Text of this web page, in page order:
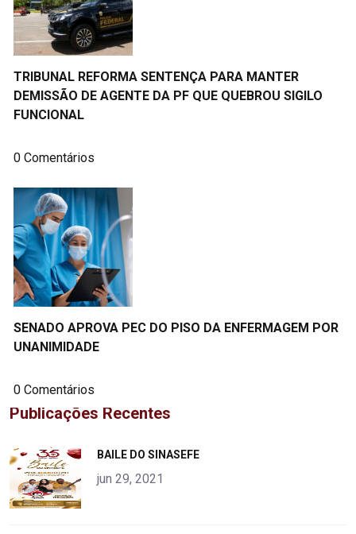
TRIBUNAL REFORMA SENTENÇA PARA MANTER
DEMISSÃO DE AGENTE DA PF QUE QUEBROU SIGILO
FUNCIONAL
0 Comentários
SENADO APROVA PEC DO PISO DA ENFERMAGEM POR
UNANIMIDADE
0 Comentários
Publicações Recentes
alt="product">
BAILE DO SINASEFE
jun 29, 2021